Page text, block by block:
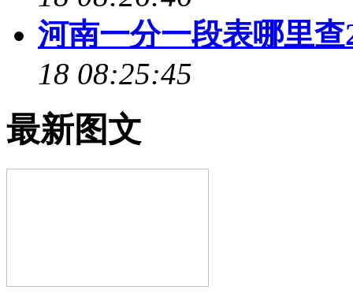
河南一分一段表哪里
18 08:25:45
最新图文